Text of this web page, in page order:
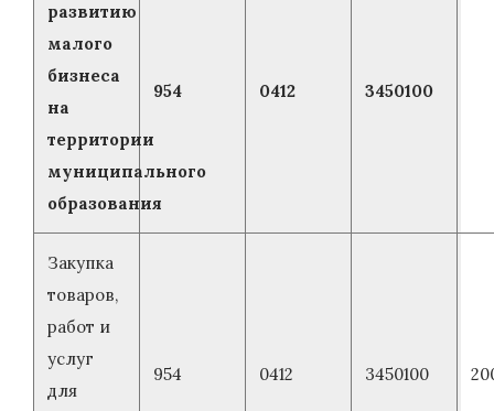
развитию
малого
бизнеса
на
территории
муниципального
образования
954 0412 3450100
Закупка
товаров,
работ и
услуг
для
954 0412 3450100